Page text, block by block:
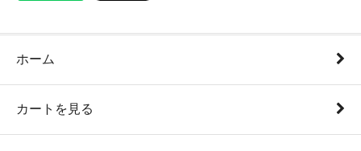
ホーム
カートを見る